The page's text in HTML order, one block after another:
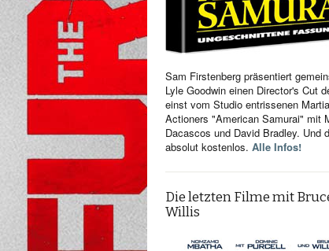
Sam Firstenberg präsentiert
Lyle Goodwin einen Director's Cut
einst vom Studio entrissenen
Actioners "American Samurai" mit
Dacascos und David Bradley. Und
absolut kostenlos. Alle Infos!
Die letzten Filme mit
Willis